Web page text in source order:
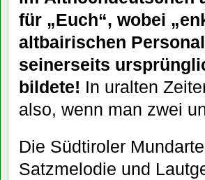
für „Euch“, wobei
altbairischen
seinerseits
bildete! In uralten
also, wenn man zwei
Die Südtiroler
Satzmelodie und